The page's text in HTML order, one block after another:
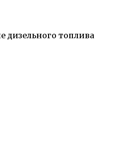
топлива